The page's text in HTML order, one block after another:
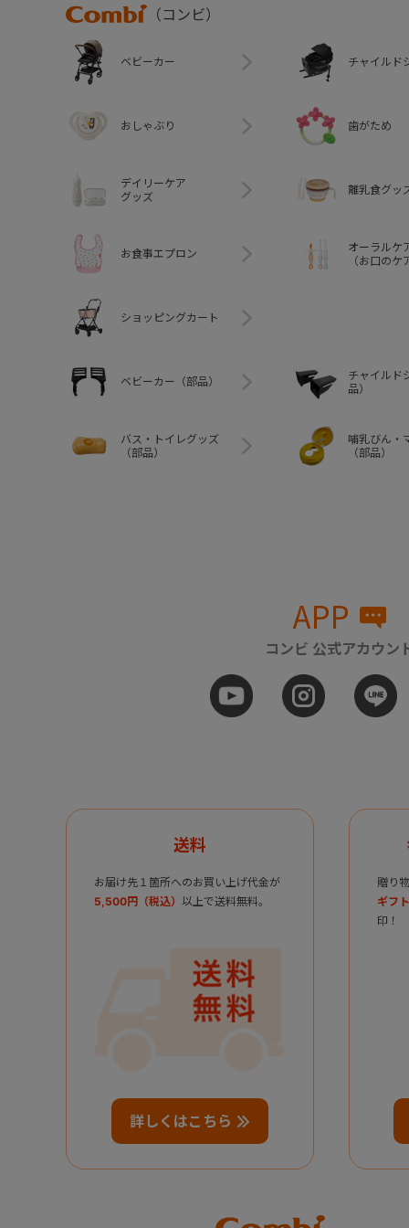
Combi
（コンビ）
ベビーカー チャイルド
おしゃぶり 歯がため
デイリーケア
グッズ
離乳食グッ
お食事エプロン
オーラルケ
（お口のケ
ショッピングカート
ベビーカー（部品）
チャイルド
品）
バス・トイレグッズ
（部品）
哺乳びん・
（部品）
APP
コンビ 公式アカウン
送料
お届け先１箇所へのお買い上げ代金が
5,500円（税込） 以上で送料無料。
詳しくはこちら
贈り
ギフ
印！
Combi